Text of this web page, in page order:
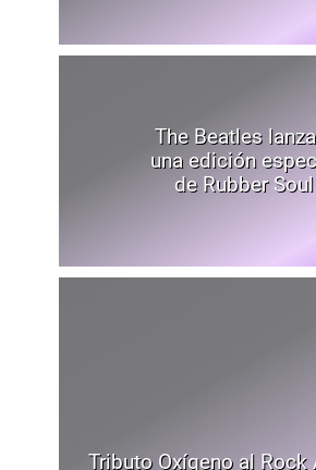
The Beatles
una edición
de Rubber Soul
Tributo Oxígeno al Rock